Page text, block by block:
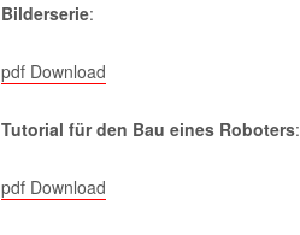
Bilderserie:
pdf Download
Tutorial für den Bau eines Roboters:
pdf Download